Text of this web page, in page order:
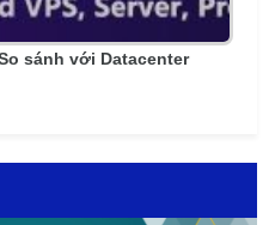
sánh với Datacenter